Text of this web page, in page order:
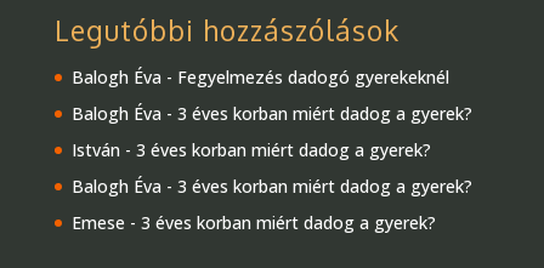
Legutóbbi hozzászólások
Balogh Éva - Fegyelmezés dadogó gyerekeknél
Balogh Éva - 3 éves korban miért dadog a gyerek?
István - 3 éves korban miért dadog a gyerek?
Balogh Éva - 3 éves korban miért dadog a gyerek?
Emese - 3 éves korban miért dadog a gyerek?